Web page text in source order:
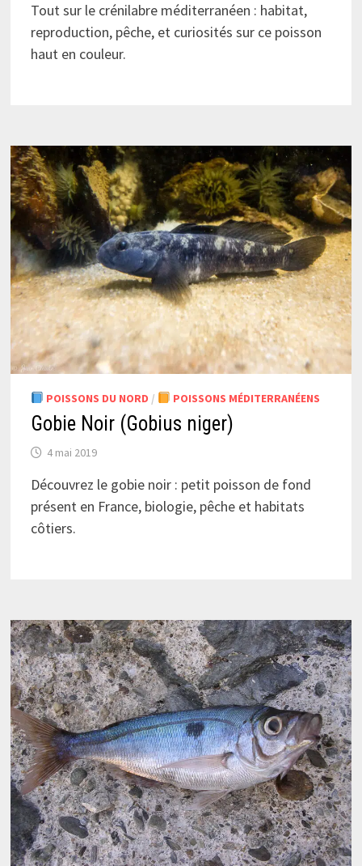
Tout sur le crénilabre méditerranéen : habitat,
reproduction, pêche, et curiosités sur ce poisson
haut en couleur.
POISSONS DU NORD / POISSONS MÉDITERRANÉENS
Gobie Noir (Gobius niger)
4 mai 2019
Découvrez le gobie noir : petit poisson de fond
présent en France, biologie, pêche et habitats
côtiers.